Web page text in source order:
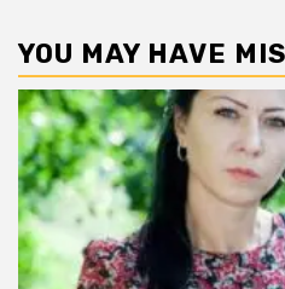
YOU MAY HAVE